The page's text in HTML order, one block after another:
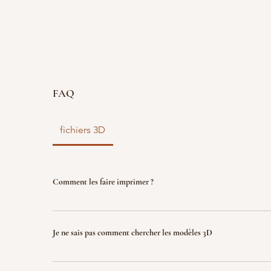
FAQ
fichiers 3D
Comment les faire imprimer ?
vous disposez d'un fichier 3D ? faites le nous
garantir la propriété intellectuelle.
Je ne sais pas comment chercher les modèles 3D
Indiquez nous ce que vous recherchez (jeux,